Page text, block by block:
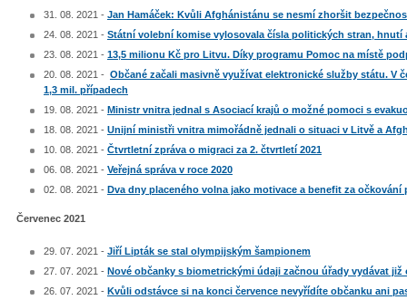
31. 08. 2021 - Jan Hamáček: Kvůli Afghánistánu se nesmí zhoršit
24. 08. 2021 - Státní volební komise vylosovala čísla politických stran, hnutí
23. 08. 2021 - 13,5 milionu Kč pro Litvu. Díky programu Pomoc na místě
20. 08. 2021 - Občané začali masivně využívat elektronické služby státu. V
1,3 mil. případech
19. 08. 2021 - Ministr vnitra jednal s Asociací krajů o možné pomoci s
18. 08. 2021 - Unijní ministři vnitra mimořádně jednali o situaci v Litvě a
10. 08. 2021 - Čtvrtletní zpráva o migraci za 2. čtvrtletí 2021
06. 08. 2021 - Veřejná správa v roce 2020
02. 08. 2021 - Dva dny placeného volna jako motivace a benefit za očkování
Červenec 2021
29. 07. 2021 - Jiří Lipták se stal olympijským šampionem
27. 07. 2021 - Nové občanky s biometrickými údaji začnou úřady vydávat již
26. 07. 2021 - Kvůli odstávce si na konci července nevyřídíte občanku ani